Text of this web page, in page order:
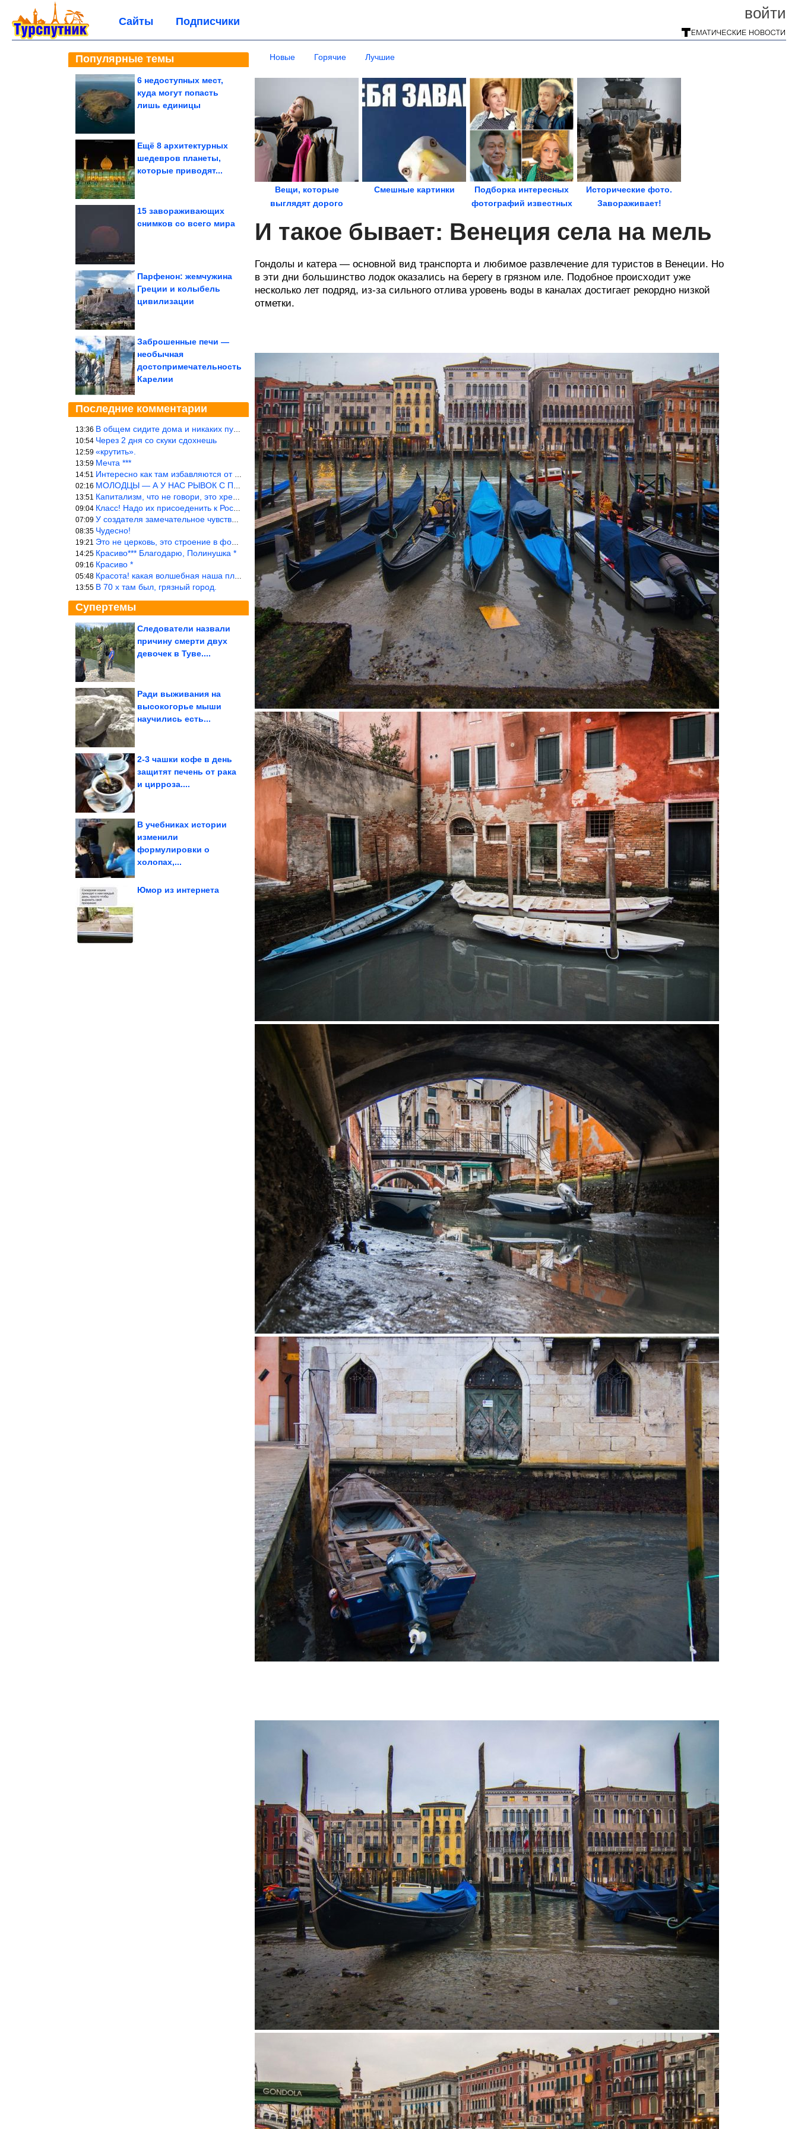
войти
Сайты Подписчики
Популярные темы
6 недоступных мест,
куда могут попасть
лишь единицы
Ещё 8 архитектурных
шедевров планеты,
которые приводят...
15 завораживающих
снимков со всего мира
Парфенон: жемчужина
Греции и колыбель
цивилизации
Заброшенные печи —
необычная
достопримечательность
Карелии
Последние комментарии
13:36 В общем сидите дома и никаких путешествий А самая грязная в от
10:54 Через 2 дня со скуки сдохнешь
12:59 «крутить».
13:59 Мечта ***
14:51 Интересно как там избавляются от физиологических и прочих отходо
02:16 МОЛОДЦЫ — А У НАС РЫВОК С ПРОРЫВОМ В ТРУБУ
13:51 Капитализм, что не говори, это хреново (((
09:04 Класс! Надо их присоеденить к России!
07:09 У создателя замечательное чувство юмора! ))
08:35 Чудесно!
19:21 Это не церковь, это строение в форме церкви.
14:25 Красиво*** Благодарю, Полинушка *
09:16 Красиво *
05:48 Красота! какая волшебная наша планета!… еще-бы, мы понимали это…
13:55 В 70 х там был, грязный город.
Супертемы
Следователи назвали
причину смерти двух
девочек в Туве....
Интернет снова
Ради выживания на
высокогорье мыши
научились есть...
2-3 чашки кофе в день
защитят печень от рака
и цирроза....
В учебниках истории
изменили
формулировки о
холопах,...
Как подобрать
Юмор из интернета
Новые Горячие Лучшие
Вещи, которые
выглядят дорого
Смешные картинки
Подборка интересных
фотографий известных
Исторические фото.
Завораживает!
И такое бывает: Венеция села на мель
Гондолы и катера — основной вид транспорта и любимое развлечение для туристов в Венеции. Но
в эти дни большинство лодок оказались на берегу в грязном иле. Подобное происходит уже
несколько лет подряд, из-за сильного отлива уровень воды в каналах достигает рекордно низкой
отметки.